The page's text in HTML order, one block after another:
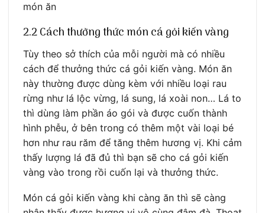
món ăn
2.2 Cách thưởng thức món cá gỏi kiến vàng
Tùy theo sở thích của mỗi người mà có nhiều
cách để thưởng thức cá gỏi kiến vàng. Món ăn
này thường được dùng kèm với nhiều loại rau
rừng như lá lộc vừng, lá sung, lá xoài non… Lá to
thì dùng làm phần áo gói và được cuốn thành
hình phễu, ở bên trong có thêm một vài loại bé
hơn như rau răm để tăng thêm hương vị. Khi cảm
thấy lượng lá đã đủ thì bạn sẽ cho cá gỏi kiến
vàng vào trong rồi cuốn lại và thưởng thức.
Món cá gỏi kiến vàng khi càng ăn thì sẽ càng